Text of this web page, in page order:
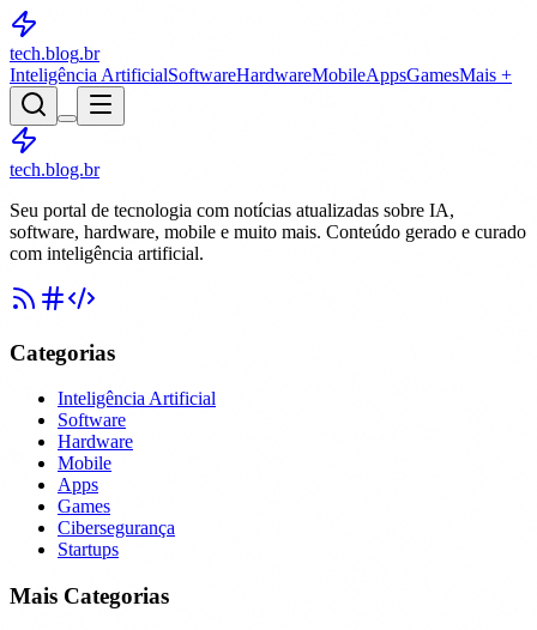
tech.blog.br
Inteligência ArtificialSoftwareHardwareMobileAppsGamesMais +
tech.blog.br
Seu portal de tecnologia com notícias atualizadas sobre IA,
software, hardware, mobile e muito mais. Conteúdo gerado e curado
com inteligência artificial.
Categorias
Inteligência Artificial
Software
Hardware
Mobile
Apps
Games
Cibersegurança
Startups
Mais Categorias